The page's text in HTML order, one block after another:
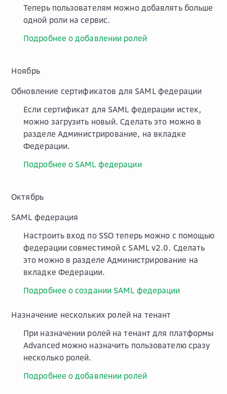
Теперь пользователям можно добавлять больше
одной роли на сервис.
Подробнее о добавлении ролей
Ноябрь
Обновление сертификатов для SAML федерации
Если сертификат для SAML федерации истек,
можно загрузить новый. Сделать это можно в
разделе Администрирование, на вкладке
Федерации.
Подробнее о SAML федерации
Октябрь
SAML федерация
Настроить вход по SSO теперь можно с помощью
федерации совместимой с SAML v2.0. Сделать
это можно в разделеАдминистрирование на
вкладке Федерации.
Подробнее о создании SAML федерации
Назначение нескольких ролей на тенант
При назначении ролей на тенант для платформы
Advanced можно назначить пользователю сразу
несколько ролей.
Подробнее о добавлении ролей